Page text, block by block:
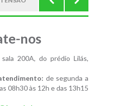
nos
sala 200A, do prédio Lilás,
de segunda a
08h30 às 12h e das 13h15